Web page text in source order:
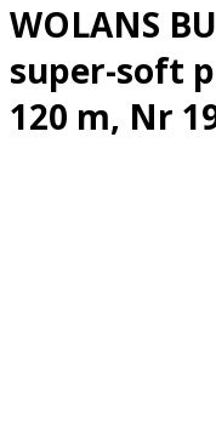
WOLANS
super-soft
120 m, Nr